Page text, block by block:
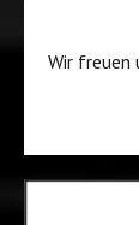
Wir freuen